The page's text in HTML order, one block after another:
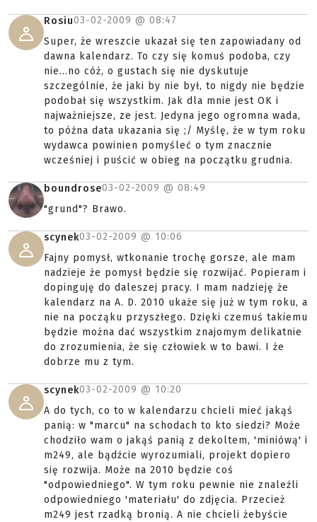
Rosiu03-02-2009 @ 08:47
Super, że wreszcie ukazał się ten zapowiadany od
dawna kalendarz. To czy się komuś podoba, czy
nie...no cóż, o gustach się nie dyskutuje
szczególnie, że jaki by nie był, to nigdy nie będzie
podobał się wszystkim. Jak dla mnie jest OK i
najważniejsze, ze jest. Jedyna jego ogromna wada,
to późna data ukazania się ;/ Myślę, że w tym roku
wydawca powinien pomyśleć o tym znacznie
wcześniej i puścić w obieg na początku grudnia.
boundrose03-02-2009 @ 08:49
"grund"? Brawo.
scynek03-02-2009 @ 10:06
Fajny pomysł, wtkonanie trochę gorsze, ale mam
nadzieje że pomysł będzie się rozwijać. Popieram i
dopinguję do daleszej pracy. I mam nadzieję że
kalendarz na A. D. 2010 ukaże się już w tym roku, a
nie na począku przyszłego. Dzięki czemuś takiemu
będzie można dać wszystkim znajomym delikatnie
do zrozumienia, że się człowiek w to bawi. I że
dobrze mu z tym.
scynek03-02-2009 @ 10:20
A do tych, co to w kalendarzu chcieli mieć jakąś
panią: w "marcu" na schodach to kto siedzi? Może
chodziło wam o jakąś panią z dekoltem, 'miniówą' i
m249, ale bądźcie wyrozumiali, projekt dopiero
się rozwija. Może na 2010 będzie coś
"odpowiedniego". W tym roku pewnie nie znaleźli
odpowiedniego 'materiału' do zdjęcia. Przecież
m249 jest rzadką bronią. A nie chcieli żebyście